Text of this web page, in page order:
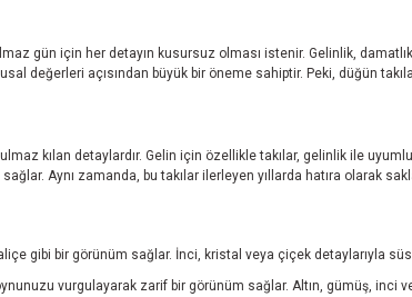
gün için her detayın kusursuz olması istenir. Gelinlik,
değerleri açısından büyük bir öneme sahiptir. Peki, düğün
kılan detaylardır. Gelin için özellikle takılar, gelinlik ile
Aynı zamanda, bu takılar ilerleyen yıllarda hatıra olarak
gibi bir görünüm sağlar. İnci, kristal veya çiçek detaylarıyla
vurgulayarak zarif bir görünüm sağlar. Altın, gümüş, inci